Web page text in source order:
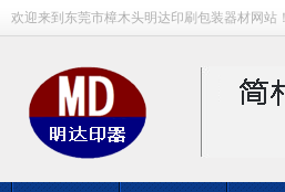
欢迎来到东莞市樟木头明达印刷包装器材网站！